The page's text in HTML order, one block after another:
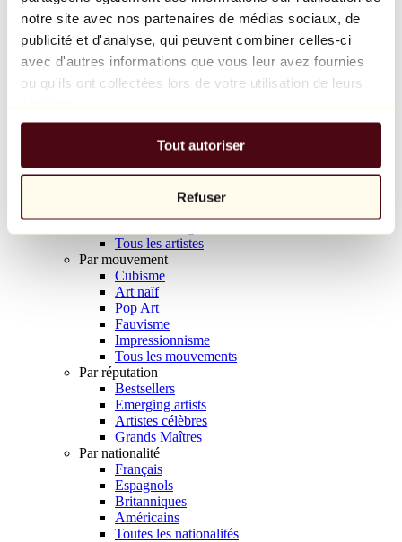
notre site avec nos partenaires de médias sociaux, de
publicité et d'analyse, qui peuvent combiner celles-ci
avec d'autres informations que vous leur avez fournies
ou qu'ils ont collectées lors de votre utilisation de leurs
Tout autoriser
Refuser
Balloon Dog (Orange)
Jeff Koons
10 000 €
Parcourir
Tous les sculpteurs
Tous les photographes
Tous les artistes
Par mouvement
Cubisme
Art naïf
Pop Art
Fauvisme
Impressionnisme
Tous les mouvements
Par réputation
Bestsellers
Emerging artists
Artistes célèbres
Grands Maîtres
Par nationalité
Français
Espagnols
Britanniques
Américains
Toutes les nationalités